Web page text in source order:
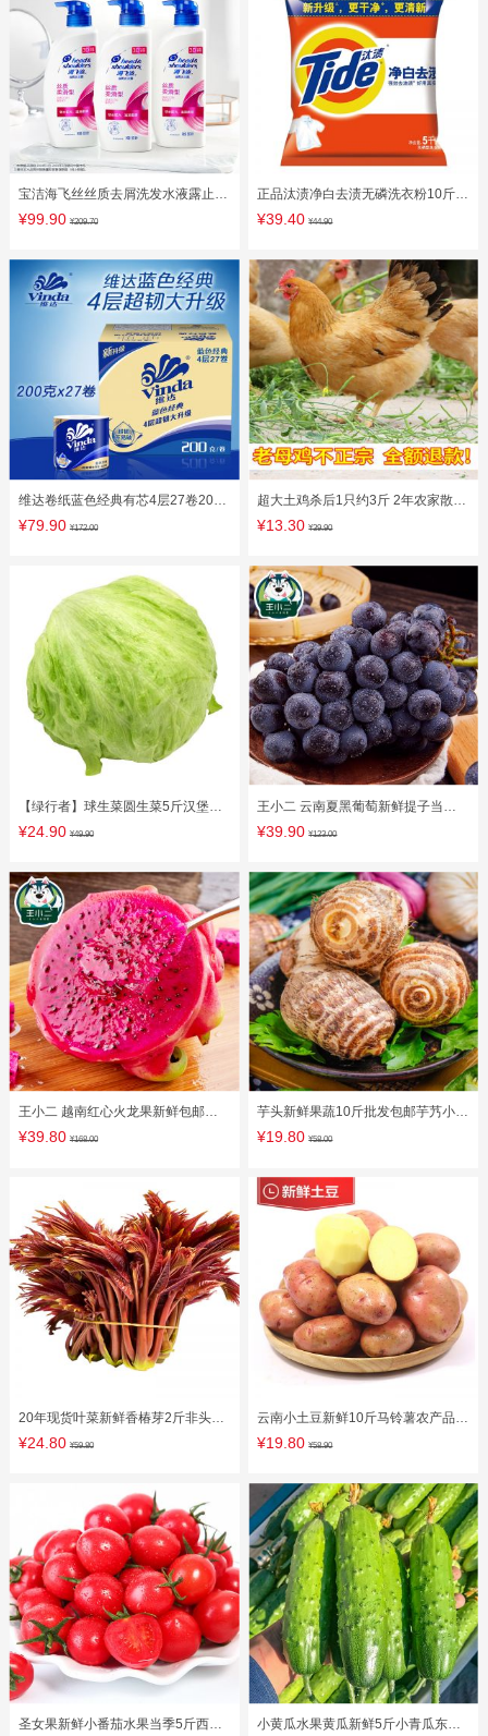
宝洁海飞丝丝质去屑洗发水液露止痒
控油洗头发水膏500*3王一博款
¥99.90 ¥209.70
正品汰渍净白去渍无磷洗衣粉10斤去
油去污批发5kg家用家庭装包邮
¥39.40 ¥44.90
维达卷纸蓝色经典有芯4层27卷200g
卫生纸卷筒纸巾厕纸整箱家用c3
¥79.90 ¥172.00
超大土鸡杀后1只约3斤 2年农家散养
老母鸡草鸡笨鸡走地鸡 现杀
¥13.30 ¥39.90
【绿行者】球生菜圆生菜5斤汉堡用
山东新鲜蔬菜即食轻食沙拉青菜
¥24.90 ¥49.90
王小二 云南夏黑葡萄新鲜提子当季
水果包邮无籽黑提红应季批发2斤
¥39.90 ¥123.00
王小二 越南红心火龙果新鲜包邮水
果当季大果整箱批发5斤红肉10
¥39.80 ¥168.00
芋头新鲜果蔬10斤批发包邮芋艿小芋
头香芋农家自种植粉糯荔浦整箱
¥19.80 ¥58.00
20年现货叶菜新鲜香椿芽2斤非头茬
红油香椿露天采摘助农蔬菜包邮
¥24.80 ¥59.80
云南小土豆新鲜10斤马铃薯农产品蔬
菜红皮洋芋批发迷你小黄心土豆
¥19.80 ¥58.90
圣女果新鲜小番茄水果当季5斤西红 小黄瓜水果黄瓜新鲜5斤小青瓜东北